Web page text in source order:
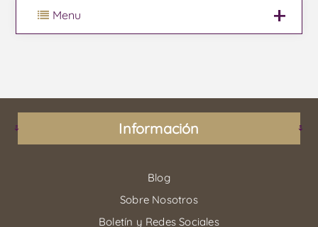
Menu
Información
Blog
Sobre Nosotros
Boletín y Redes Sociales